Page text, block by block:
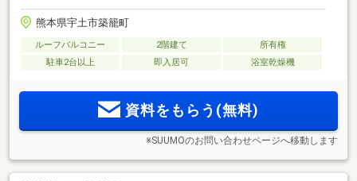
熊本県宇土市築籠町
ルーフバルコニー 2階建て
所有権
駐車2台以上
即入居可 浴室乾燥機
資料をもらう(無料)
※SUUMOのお問い合わせページへ移動します